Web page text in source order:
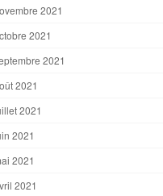
2021
2021
2021
2021
2021
2021
2021
2021